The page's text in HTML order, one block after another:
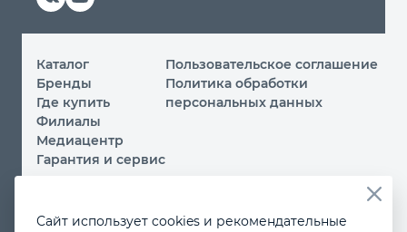
Каталог
Бренды
Где купить
Филиалы
Медиацентр
Гарантия и сервис
Пользовательское соглашение
Политика обработки
персональных данных
Сайт использует cookies и рекомендательные